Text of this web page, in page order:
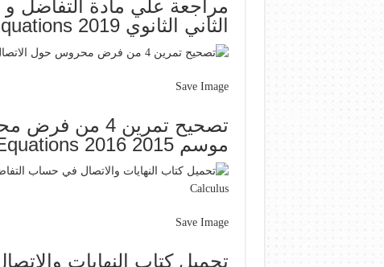
مراجعة علي مادة التفاضل
الثاني الثانوي 2019 Math Sheet Music Math Equations
Save Image
تصحيح تمرين 4
موسم 2015 2016 Math Math Equations
Save Image
تحميل كتاب النهايات